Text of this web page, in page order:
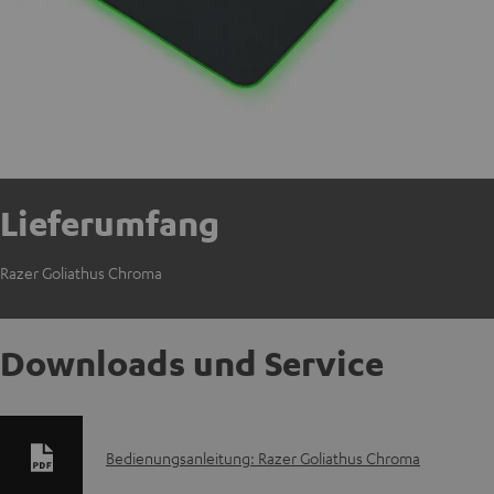
Lieferumfang
Razer Goliathus Chroma
Downloads und Service
D
Bedienungsanleitung: Razer Goliathus Chroma